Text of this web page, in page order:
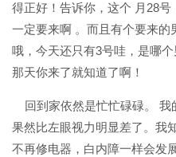
得正好！告诉你，这个 月28
一定要来啊 。而且有个要来的
哦，今天还只有3号哇，是哪
那天你来了就知道了啊！
回到家依然是忙忙碌碌。 我
果然比左眼视力明显差了。我
不再修电器，白内障一样会发